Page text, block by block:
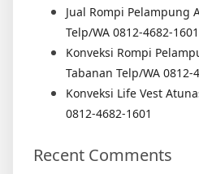
Jual Rompi Pelampung
Telp/WA 0812-4682-1601
Konveksi Rompi
Tabanan Telp/WA 0812-
Konveksi Life Vest
0812-4682-1601
Recent Comments